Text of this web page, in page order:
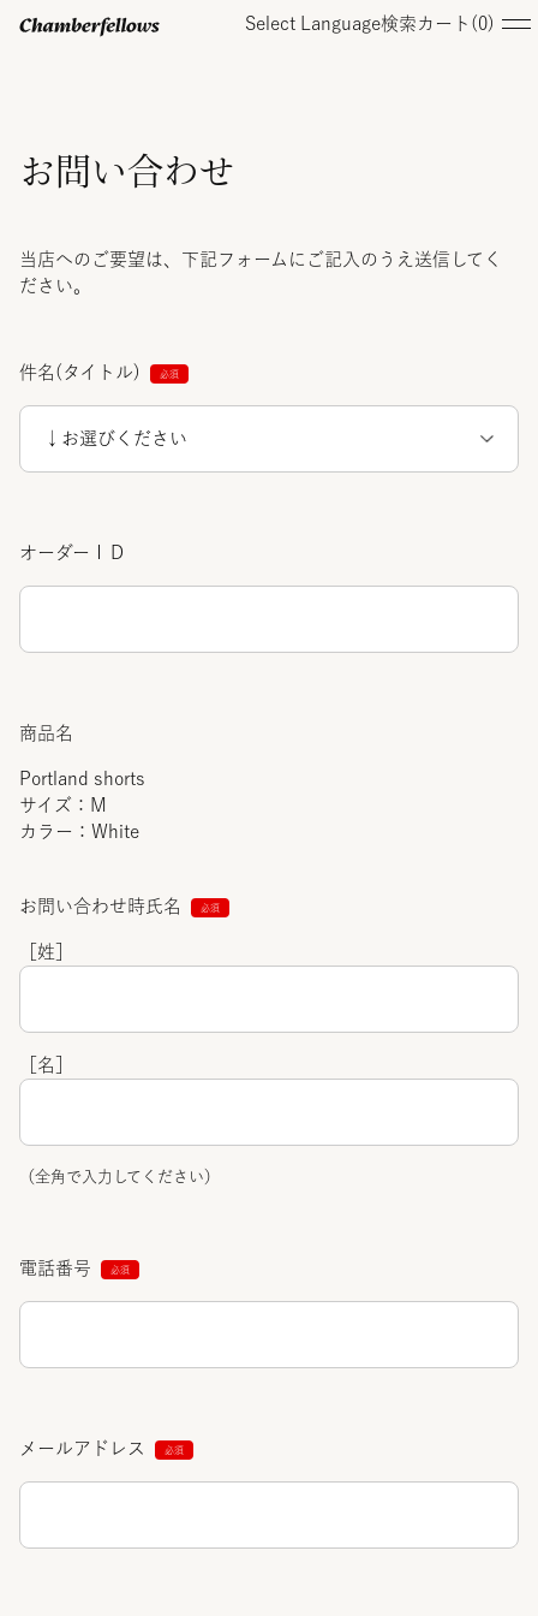
Select Language検索 カート( 0)
店舗
お知らせ
お問い合わせ
当店へのご要望は、下記フォームにご記入のうえ送信してく
ださい。
件名(タイトル)
オーダーＩＤ
商品名
Portland shorts
サイズ：M
カラー：White
お問い合わせ時氏名
［姓］
［名］
（全角で入力してください）
電話番号
メールアドレス